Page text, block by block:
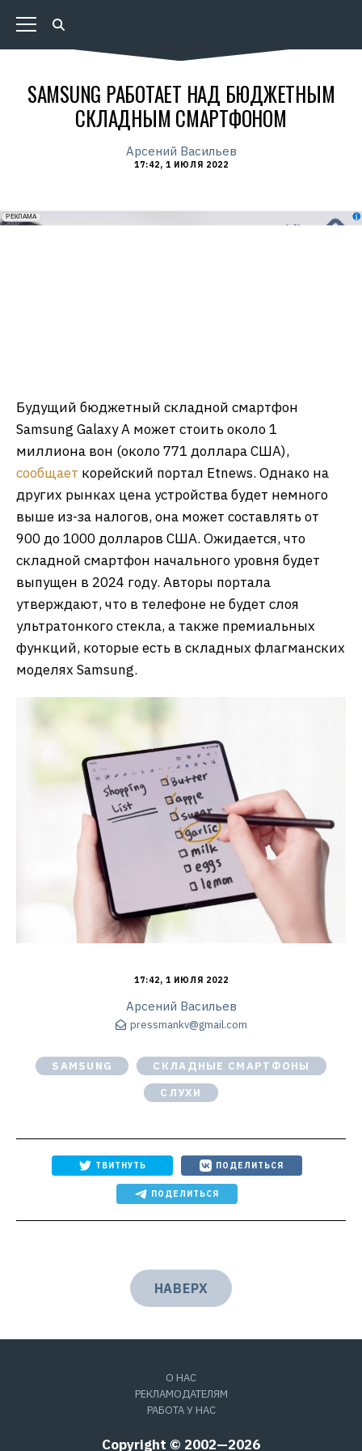
SAMSUNG РАБОТАЕТ НАД БЮДЖЕТНЫМ
СКЛАДНЫМ СМАРТФОНОМ
Арсений Васильев
17:42, 1 ИЮЛЯ 2022
erid: 2VfnxxmNzs5
РЕКЛАМА
Будущий бюджетный складной смартфон
Samsung Galaxy A может стоить около 1
миллиона вон (около 771 доллара США),
сообщает корейский портал Etnews. Однако на
других рынках цена устройства будет немного
выше из-за налогов, она может составлять от
900 до 1000 долларов США. Ожидается, что
складной смартфон начального уровня будет
выпущен в 2024 году. Авторы портала
утверждают, что в телефоне не будет слоя
ультратонкого стекла, а также премиальных
функций, которые есть в складных флагманских
моделях Samsung.
17:42, 1 ИЮЛЯ 2022
Арсений Васильев
pressmankv@gmail.com
SAMSUNG
СКЛАДНЫЕ СМАРТФОНЫ
СЛУХИ
ТВИТНУТЬ ПОДЕЛИТЬСЯ
ПОДЕЛИТЬСЯ
НАВЕРХ
О НАС
РЕКЛАМОДАТЕЛЯМ
РАБОТА У НАС
Copyright © 2002—2026